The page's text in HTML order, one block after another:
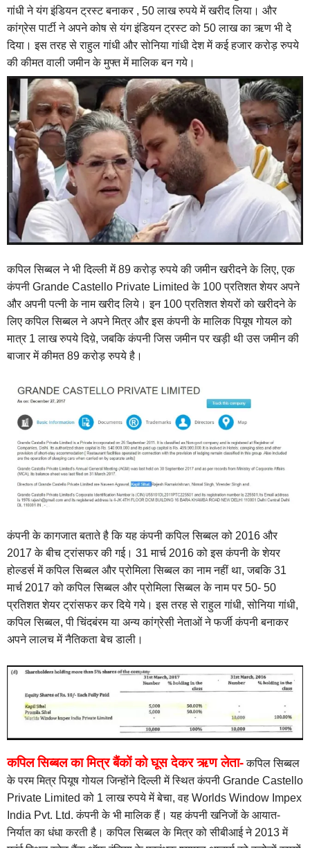
गांधी ने यंग इंडियन ट्रस्ट बनाकर , 50 लाख रुपये में खरीद लिया। और
कांग्रेस पार्टी ने अपने कोष से यंग इंडियन ट्रस्ट को 50 लाख का ऋण भी दे
दिया। इस तरह से राहुल गांधी और सोनिया गांधी देश में कई हजार करोड़ रुपये
की कीमत वाली जमीन के मुफ्त में मालिक बन गये।
कपिल सिब्बल ने भी दिल्ली में 89 करोड़ रुपये की जमीन खरीदने के लिए, एक
कंपनी Grande Castello Private Limited के 100 प्रतिशत शेयर अपने
और अपनी पत्नी के नाम खरीद लिये। इन 100 प्रतिशत शेयरों को खरीदने के
लिए कपिल सिब्बल ने अपने मित्र और इस कंपनी के मालिक पियूष गोयल को
मात्र 1 लाख रुपये दिय़े, जबकि कंपनी जिस जमीन पर खड़ी थी उस जमीन की
बाजार में कीमत 89 करोड़ रुपये है।
कंपनी के कागजात बताते है कि यह कंपनी कपिल सिब्बल को 2016 और
2017 के बीच ट्रांसफर की गई। 31 मार्च 2016 को इस कंपनी के शेयर
होल्डर्स में कपिल सिब्बल और प्रोमिला सिब्बल का नाम नहीं था, जबकि 31
मार्च 2017 को कपिल सिब्बल और प्रोमिला सिब्बल के नाम पर 50- 50
प्रतिशत शेयर ट्रांसफर कर दिये गये। इस तरह से राहुल गांधी, सोनिया गांधी,
कपिल सिब्बल, पी चिंदबंरम या अन्य कांग्रेसी नेताओं ने फर्जी कंपनी बनाकर
अपने लालच में नैतिकता बेच डाली।
कपिल सिब्बल का मित्र बैंकों को घूस देकर ऋण लेता-कपिल सिब्बल
के परम मित्र पियूष गोयल जिन्होंने दिल्ली में स्थित कंपनी Grande Castello
Private Limited को 1 लाख रुपये में बेचा, वह Worlds Window Impex
India Pvt. Ltd. कंपनी के भी मालिक हैं। यह कंपनी खनिजों के आयात-
निर्यात का धंधा करती है। कपिल सिब्बल के मित्र को सीबीआई ने 2013 में